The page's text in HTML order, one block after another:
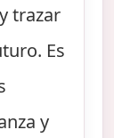
trazar
Es
y